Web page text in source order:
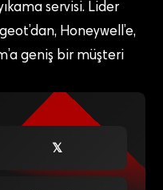
servisi. Lider
Honeywell’e,
geniş bir müşteri
𝕏